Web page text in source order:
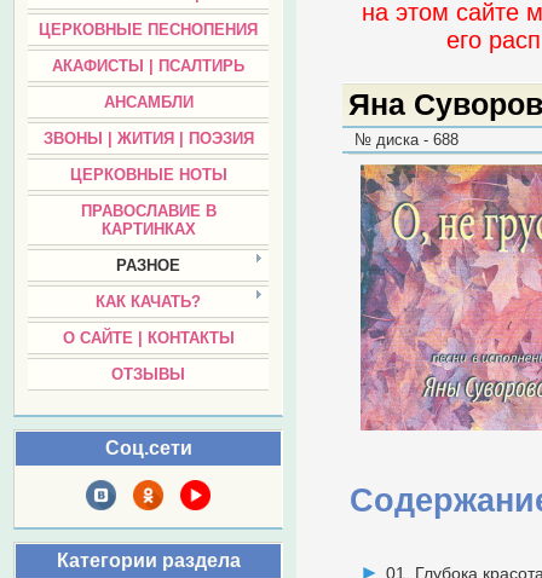
ЦЕРКОВНЫЕ ПЕСНОПЕНИЯ
АКАФИСТЫ | ПСАЛТИРЬ
АНСАМБЛИ
ЗВОНЫ | ЖИТИЯ | ПОЭЗИЯ
ЦЕРКОВНЫЕ НОТЫ
ПРАВОСЛАВИЕ В
КАРТИНКАХ
РАЗНОЕ
КАК КАЧАТЬ?
О САЙТЕ | КОНТАКТЫ
ОТЗЫВЫ
Соц.сети
Категории раздела
на этом сайте
его
Яна
№ диска - 688
01. Глубока